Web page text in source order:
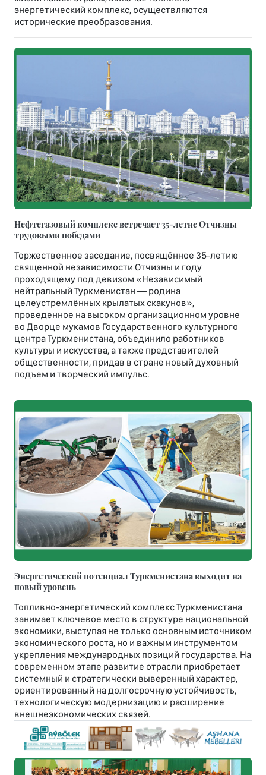
энергетический комплекс, осуществляются
исторические преобразования.
Нефтегазовый комплекс встречает 35-летне Отчизны
трудовыми победами
Торжественное заседание, посвящённое 35-летию
священной независимости Отчизны и году
проходящему под девизом «Независимый
нейтральный Туркменистан — родина
целеустремлённых крылатых скакунов»,
проведенное на высоком организационном уровне
во Дворце мукамов Государственного культурного
центра Туркменистана, объединило работников
культуры и искусства, а также представителей
общественности, придав в стране новый духовный
подъем и творческий импульс.
Энергетический потенциал Туркменистана выходит на
новый уровень
Топливно-энергетический комплекс Туркменистана
занимает ключевое место в структуре национальной
экономики, выступая не только основным источником
экономического роста, но и важным инструментом
укрепления международных позиций государства. На
современном этапе развитие отрасли приобретает
системный и стратегически выверенный характер,
ориентированный на долгосрочную устойчивость,
технологическую модернизацию и расширение
внешнеэкономических связей.